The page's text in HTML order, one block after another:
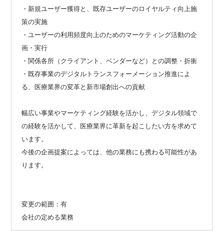
・新規ユーザー獲得と、既存ユーザーのロイヤルティ向上施
策の実施
・ユーザーの利用頻度向上のためのマーケティング活動の企
画・実行
・関係各所（クライアント、ベンダーなど）との調整・折衝
・既存事業のデジタルトランスフォーメーション推進によ
る、医療業界の変革と新市場創出への貢献
幅広い事業やマーケティング経験を活かし、デジタル領域で
の経験を活かして、医療業界に革新を起こしたい方を求めて
います。
今後の企画提案によっては、他の業務にも携わる可能性があ
ります。
変更の範囲：有
会社の定める業務